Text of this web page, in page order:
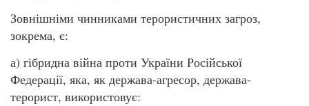
Зовнішніми чинниками терористичних загроз,
зокрема, є:
а) гібридна війна проти України Російської
Федерації, яка, як держава-агресор, держава-
терорист, використовує: